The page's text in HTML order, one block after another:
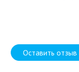
Оставить отзыв